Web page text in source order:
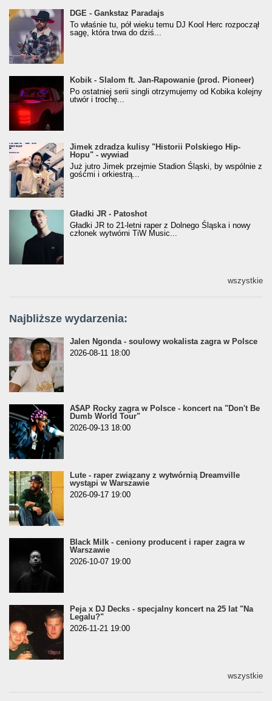
donGURALesko z nagrodą za
Klasyczny/Trueschoolowy Album Roku
(Popkillery 2023)
DGE - Gankstaz Paradajs
To właśnie tu, pół wieku temu DJ Kool Herc rozpoczął
sagę, która trwa do dziś...
Kobik - Slalom ft. Jan-Rapowanie (prod. Pioneer)
[Official Music Visualiser]
Kobik - Slalom ft. Jan-Rapowanie (prod. Pioneer)
Po ostatniej serii singli otrzymujemy od Kobika kolejny
utwór i trochę...
Jimek zdradza kulisy "Historii Polskiego Hip-
Hopu" - wywiad
Jimek zdradza kulisy "Historii Polskiego Hip-
Hopu" - wywiad
Już jutro Jimek przejmie Stadion Śląski, by wspólnie z
gośćmi i orkiestrą...
Gładki JR - Patoshot
Gładki JR - Patoshot
Gładki JR to 21-letni raper z Dolnego Śląska i nowy
członek wytwórni TiW Music...
wszystkie
Najbliższe wydarzenia:
Jalen Ngonda - soulowy wokalista zagra w Polsce
2026-08-11 18:00
A$AP Rocky zagra w Polsce - koncert na "Don't Be
Dumb World Tour"
2026-09-13 18:00
Lute - raper związany z wytwórnią Dreamville
wystąpi w Warszawie
2026-09-17 19:00
Black Milk - ceniony producent i raper zagra w
Warszawie
2026-10-07 19:00
Peja x DJ Decks - specjalny koncert na 25 lat "Na
Legalu?"
2026-11-21 19:00
wszystkie